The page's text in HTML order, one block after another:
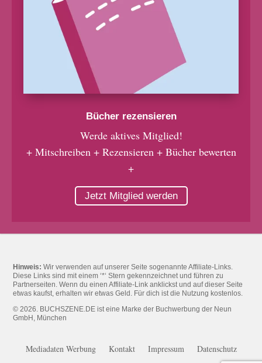
Bücher rezensieren
Werde aktives Mitglied!
+ Mitschreiben + Rezensieren + Bücher bewerten
+
Jetzt Mitglied werden
Hinweis: Wir verwenden auf unserer Seite sogenannte Affiliate-Links.
Diese Links sind mit einem ‘*‘ Stern gekennzeichnet und führen zu
Partnerseiten. Wenn du einen Affiliate-Link anklickst und auf dieser Seite
etwas kaufst, erhalten wir etwas Geld. Für dich ist die Nutzung kostenlos.
© 2026. BUCHSZENE.DE ist eine Marke der Buchwerbung der Neun
GmbH, München
Mediadaten Werbung Kontakt Impressum Datenschutz